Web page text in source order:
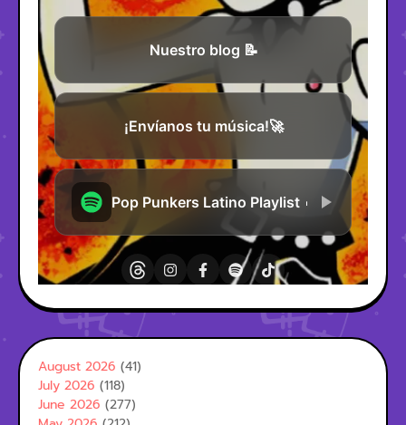
August 2026 (41)
July 2026 (118)
June 2026 (277)